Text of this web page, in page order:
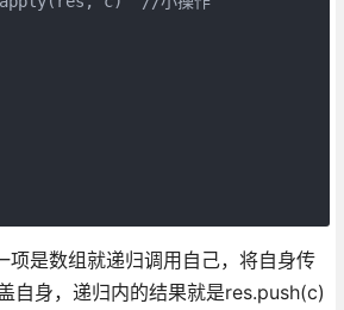
是数组就递归调用自己，将自身传
自身，递归内的结果就是res.push(c)